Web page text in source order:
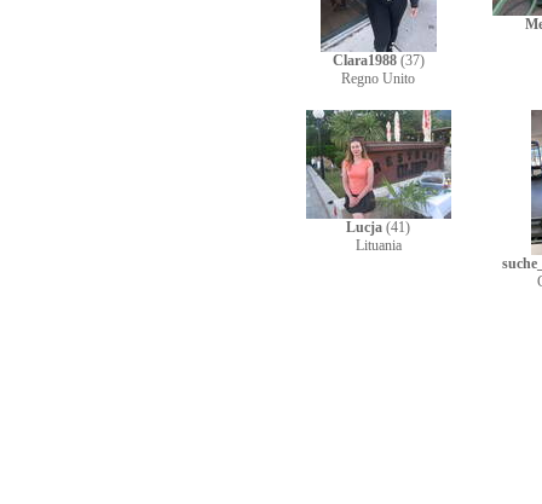
Clara1988 (37)
Regno Unito
Lucja (41)
Lituania